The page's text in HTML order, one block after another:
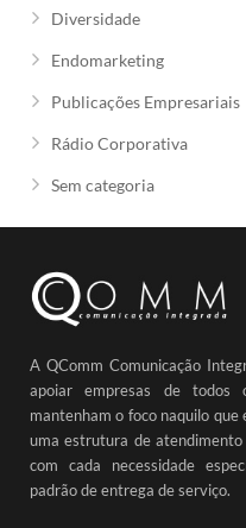
Diversidade
Endomarketing
Publicações Empresariais
Rádio Corporativa
Sem categoria
A QComm Comunicação
apoiar empresas de
mantenham o foco naquilo
uma estrutura de atendimento
com cada necessidade
padrão de entrega de serviço.